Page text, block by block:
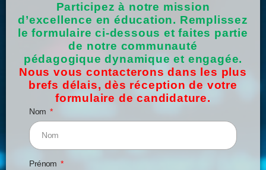
Participez à notre mission
d’excellence en éducation. Remplissez
le formulaire ci-dessous et faites partie
de notre communauté
pédagogique dynamique et engagée.
Nous vous contacterons dans les plus
brefs délais, dès réception de votre
formulaire de candidature.
Nom
Prénom